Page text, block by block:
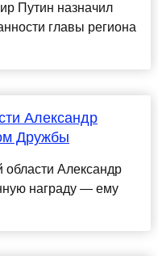
Путин назначил
главы региона
Александр
Дружбы
области Александр
награду — ему